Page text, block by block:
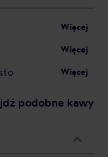
Więcej
Więcej
Więcej
podobne kawy